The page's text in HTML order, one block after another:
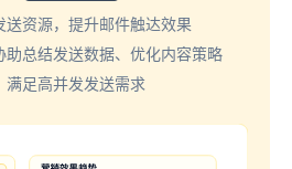
送资源，提升邮件触达效果
助总结发送数据、优化内容策略
满足高并发发送需求